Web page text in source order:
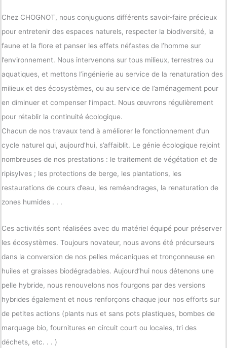
Chez CHOGNOT, nous conjuguons différents savoir-faire précieux
pour entretenir des espaces naturels, respecter la biodiversité, la
faune et la flore et panser les effets néfastes de l’homme sur
l’environnement. Nous intervenons sur tous milieux, terrestres ou
aquatiques, et mettons l’ingénierie au service de la renaturation des
milieux et des écosystèmes, ou au service de l’aménagement pour
en diminuer et compenser l’impact. Nous œuvrons régulièrement
pour rétablir la continuité écologique.
Chacun de nos travaux tend à améliorer le fonctionnement d’un
cycle naturel qui, aujourd’hui, s’affaiblit. Le génie écologique rejoint
nombreuses de nos prestations : le traitement de végétation et de
ripisylves ; les protections de berge, les plantations, les
restaurations de cours d’eau, les reméandrages, la renaturation de
zones humides . . .
Ces activités sont réalisées avec du matériel équipé pour préserver
les écosystèmes. Toujours novateur, nous avons été précurseurs
dans la conversion de nos pelles mécaniques et tronçonneuse en
huiles et graisses biodégradables. Aujourd’hui nous détenons une
pelle hybride, nous renouvelons nos fourgons par des versions
hybrides également et nous renforçons chaque jour nos efforts sur
de petites actions (plants nus et sans pots plastiques, bombes de
marquage bio, fournitures en circuit court ou locales, tri des
déchets, etc. . . )